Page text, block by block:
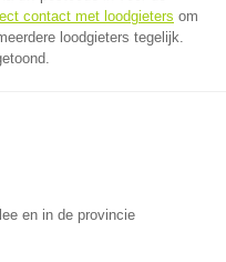
contact met loodgieters om
loodgieters tegelijk.
en in de provincie